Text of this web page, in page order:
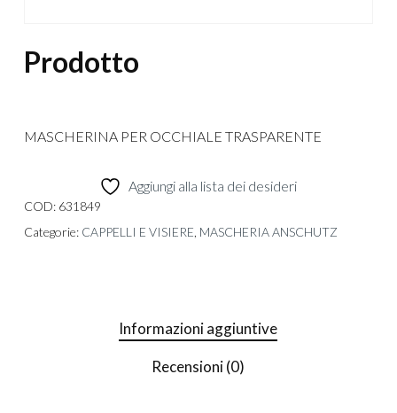
Prodotto
MASCHERINA PER OCCHIALE TRASPARENTE
Aggiungi alla lista dei desideri
COD: 631849
Categorie: CAPPELLI E VISIERE MASCHERIA ANSCHUTZ
Informazioni aggiuntive
Recensioni (0)